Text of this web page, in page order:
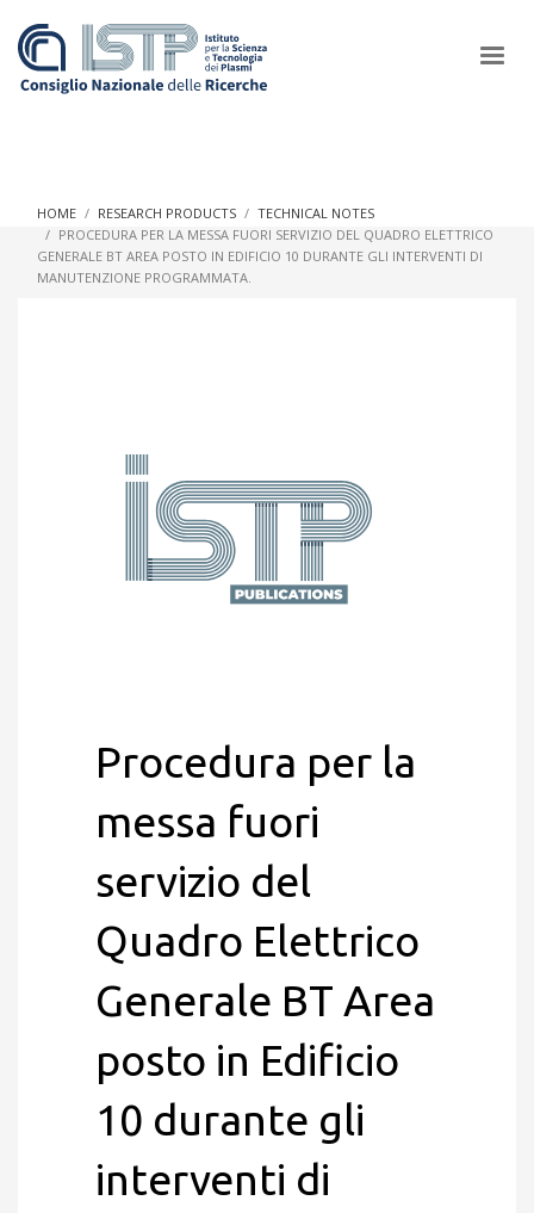
In a world increasingly facing new challenges at the forefront of
HOME RESEARCH PRODUCTS
TECHNICAL NOTES
PROCEDURA PER LA MESSA FUORI SERVIZIO DEL QUADRO ELETTRICO
GENERALE BT AREA POSTO IN EDIFICIO 10 DURANTE GLI INTERVENTI DI
MANUTENZIONE PROGRAMMATA.
Procedura per la
messa fuori
servizio del
Quadro Elettrico
Generale BT Area
posto in Edificio
10 durante gli
interventi di